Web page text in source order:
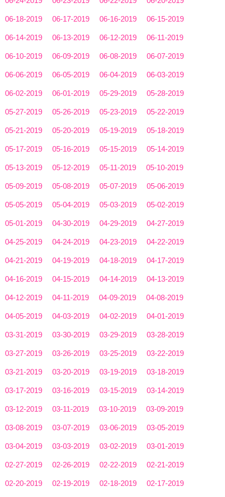
06-18-2019 06-17-2019 06-16-2019 06-15-2019
06-14-2019 06-13-2019 06-12-2019 06-11-2019
06-10-2019 06-09-2019 06-08-2019 06-07-2019
06-06-2019 06-05-2019 06-04-2019 06-03-2019
06-02-2019 06-01-2019 05-29-2019 05-28-2019
05-27-2019 05-26-2019 05-23-2019 05-22-2019
05-21-2019 05-20-2019 05-19-2019 05-18-2019
05-17-2019 05-16-2019 05-15-2019 05-14-2019
05-13-2019 05-12-2019 05-11-2019 05-10-2019
05-09-2019 05-08-2019 05-07-2019 05-06-2019
05-05-2019 05-04-2019 05-03-2019 05-02-2019
05-01-2019 04-30-2019 04-29-2019 04-27-2019
04-25-2019 04-24-2019 04-23-2019 04-22-2019
04-21-2019 04-19-2019 04-18-2019 04-17-2019
04-16-2019 04-15-2019 04-14-2019 04-13-2019
04-12-2019 04-11-2019 04-09-2019 04-08-2019
04-05-2019 04-03-2019 04-02-2019 04-01-2019
03-31-2019 03-30-2019 03-29-2019 03-28-2019
03-27-2019 03-26-2019 03-25-2019 03-22-2019
03-21-2019 03-20-2019 03-19-2019 03-18-2019
03-17-2019 03-16-2019 03-15-2019 03-14-2019
03-12-2019 03-11-2019 03-10-2019 03-09-2019
03-08-2019 03-07-2019 03-06-2019 03-05-2019
03-04-2019 03-03-2019 03-02-2019 03-01-2019
02-27-2019 02-26-2019 02-22-2019 02-21-2019
02-20-2019 02-19-2019 02-18-2019 02-17-2019